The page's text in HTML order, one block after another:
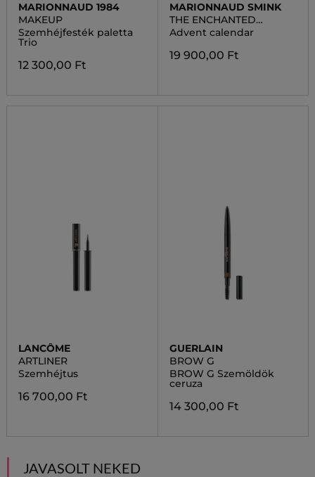
MARIONNAUD 1984
MAKEUP
Szemhéjfesték paletta
Trio
12 300,00 Ft
MARIONNAUD SMINK
THE ENCHANTED
GARDEN
Advent calendar
19 900,00 Ft
LANCÔME
ARTLINER
Szemhéjtus
16 700,00 Ft
GUERLAIN
BROW G
BROW G Szemöldök
ceruza
14 300,00 Ft
JAVASOLT NEKED